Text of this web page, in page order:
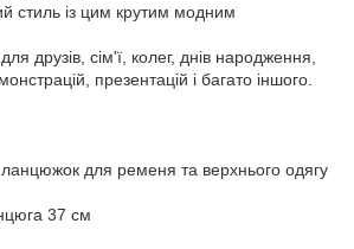
стиль із цим крутим модним
друзів, сім'ї, колег, днів народження,
презентацій і багато іншого.
ланцюжок для ременя та верхнього одягу
37 см